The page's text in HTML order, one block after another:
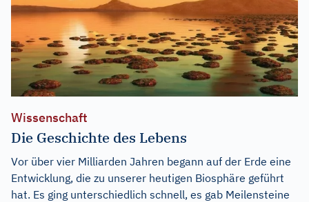
Wissenschaft
Die Geschichte des Lebens
Vor über vier Milliarden Jahren begann auf der Erde eine
Entwicklung, die zu unserer heutigen Biosphäre geführt
hat. Es ging unterschiedlich schnell, es gab Meilensteine